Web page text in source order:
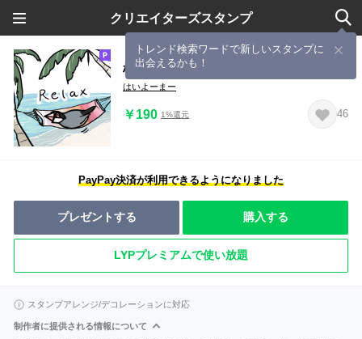
クリエイターズスタンプ
トレンド検索ワードで新しいスタンプに
出会えるかも！
桜文鳥チャッピー第６弾
はいよーまー
￥190 1%還元 46
PayPay決済が利用できるようになりました
プレゼントする 購入する
LYPプレミアムで使い放題
スタンプアレンジ/デコレーションに対応
制作者に提供される情報について